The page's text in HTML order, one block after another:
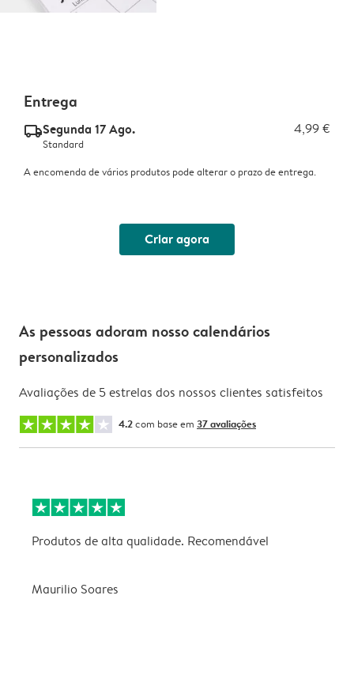
Entrega
delivery_standard_v2Segunda 17 Ago. 4,99 €
Standard
A encomenda de vários produtos pode alterar o prazo de entrega.
Criar agora
As pessoas adoram nosso calendários
personalizados
Avaliações de 5 estrelas dos nossos clientes satisfeitos
4.2com base em 37 avaliações
Produtos de alta qualidade. Recomendável
Maurilio Soares